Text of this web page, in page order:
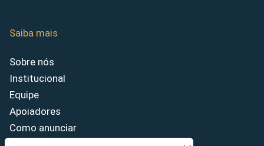
Saiba mais
Sobre nós
Institucional
Equipe
Apoiadores
Como anunciar